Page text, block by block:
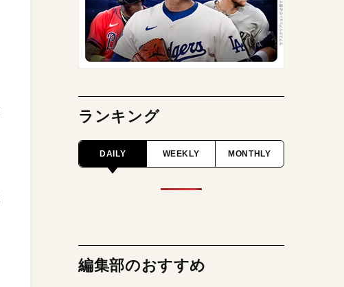
ランキング
DAILY WEEKLY MONTHLY
編集部のおすすめ